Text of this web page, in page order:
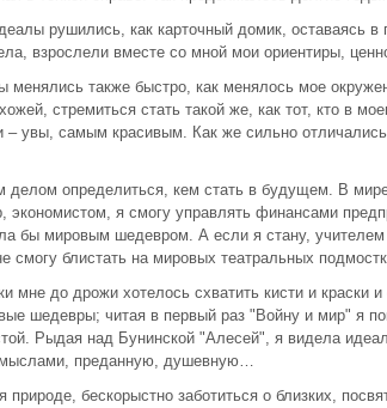
рушились, как карточный домик, оставаясь
взрослели вместе со мной мои ориентиры,
менялись также быстро, как менялось мое
стремиться стать такой же, как тот, кто в
самым красивым. Как же сильно отличались
определиться, кем стать в будущем. В
я смогу управлять финансами
бы мировым шедевром. А если я стану,
смогу блистать на мировых театральных
мне до дрожи хотелось схватить кисти и краски и
шедевры; читая в первый раз "Войну и мир" я
Рыдая над Бунинской "Алесей", я видела
преданную, душевную…
бескорыстно заботиться о близких,